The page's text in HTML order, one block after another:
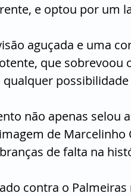
e optou por um
aguçada e uma
que sobrevoou
possibilidade
não apenas selou
de
de falta na
contra o